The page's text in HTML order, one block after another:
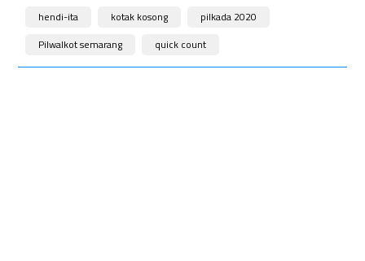
hendi-ita kotak kosong
pilkada 2020
Pilwalkot semarang
quick count